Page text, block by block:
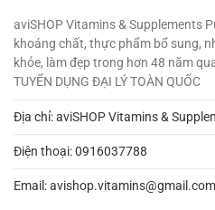
aviSHOP Vitamins & Supplements
khoáng chất, thực phẩm bổ sung,
khỏe, làm đẹp trong hơn 48 năm
TUYỂN DỤNG ĐẠI LÝ TOÀN QUỐC
Địa chỉ: aviSHOP Vitamins &
Điện thoại:0916037788
Email:avishop.vitamins@gmail.com